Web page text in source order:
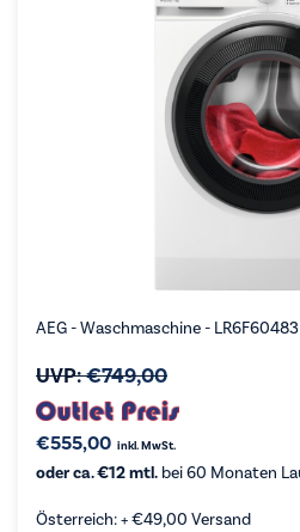
AEG - Waschmaschine - LR6F60483
UVP:€749,00
€555,00 inkl. MwSt.
oder ca. €12 mtl. bei 60 Monaten
Österreich: +€49,00 Versand